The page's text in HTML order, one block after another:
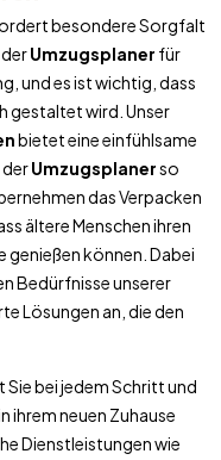
besondere Sorgfalt
Umzugsplaner für
und es ist wichtig, dass
gestaltet wird. Unser
bietet eine einfühlsame
Umzugsplanerso
das Verpacken
ältere Menschen ihren
genießen können. Dabei
Bedürfnisse unserer
Lösungen an, die den
bei jedem Schritt und
ihrem neuen Zuhause
Dienstleistungen wie